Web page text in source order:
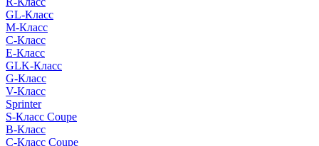
GL-Класс
M-Класс
C-Класс
E-Класс
GLK-Класс
G-Класс
V-Класс
Sprinter
S-Класс Сoupe
B-Класс
C-Класс Coupe